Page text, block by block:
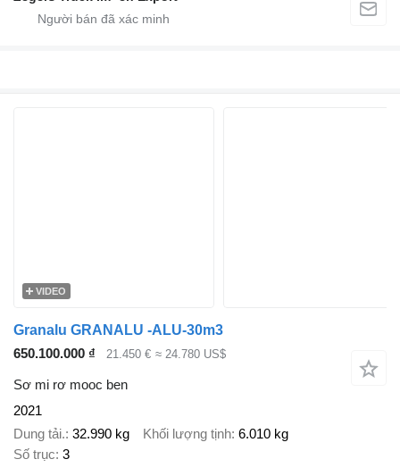
VIDEO
Granalu GRANALU -ALU-30m3
650.100.000 ₫
21.450 € ≈ 24.780 US$
Sơ mi rơ mooc ben
2021
Dung tải. 32.990 kg Khối lượng tịnh 6.010 kg
Số trục 3